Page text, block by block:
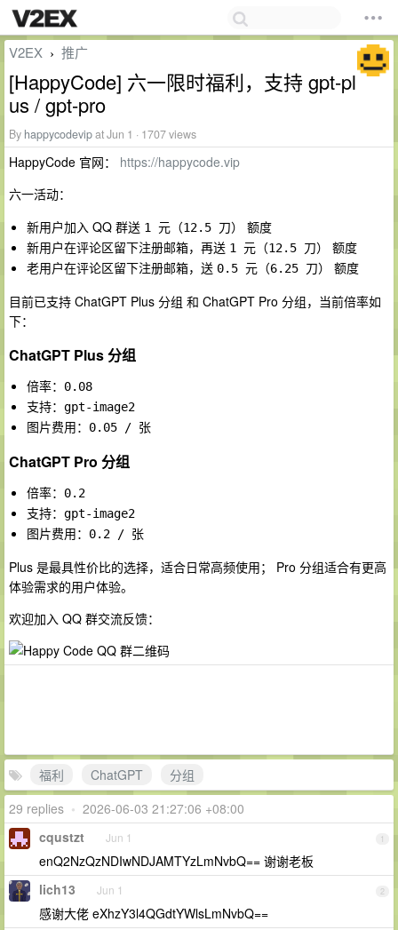
V2EX › 推广
[HappyCode] 六一限时福利，支持 gpt-pl
us / gpt-pro
By happycodevipat Jun 1 · 1707 views
HappyCode 官网： https://happycode.vip
六一活动：
新用户加入 QQ 群送 1 元 （12.5 刀） 额度
新用户在评论区留下注册邮箱，再送 1 元 （12.5 刀） 额度
老用户在评论区留下注册邮箱，送 0.5 元 （6.25 刀） 额度
目前已支持 ChatGPT Plus 分组 和 ChatGPT Pro 分组，当前倍率如
下：
ChatGPT Plus 分组
倍率： 0.08
支持： gpt-image2
图片费用： 0.05 / 张
ChatGPT Pro 分组
倍率： 0.2
支持： gpt-image2
图片费用： 0.2 / 张
Plus 是最具性价比的选择，适合日常高频使用； Pro 分组适合有更高
体验需求的用户体验。
欢迎加入 QQ 群交流反馈：
福利 ChatGPT
分组
29 replies • 2026-06-03 21:27:06 +08:00
1
cqustzt Jun 1
enQ2NzQzNDIwNDJAMTYzLmNvbQ== 谢谢老板
2
lich13 Jun 1
感谢大佬 eXhzY3l4QGdtYWlsLmNvbQ==